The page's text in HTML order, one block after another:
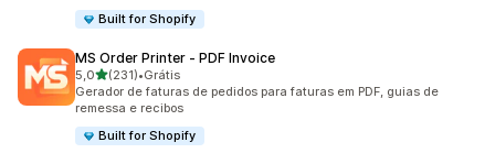
Built for Shopify
MS Order Printer ‑ PDF Invoice
5,0de 5 estrelas
(231)
231 avaliações ao todo
•Grátis
Gerador de faturas de pedidos para faturas em PDF, guias de
remessa e recibos
Built for Shopify